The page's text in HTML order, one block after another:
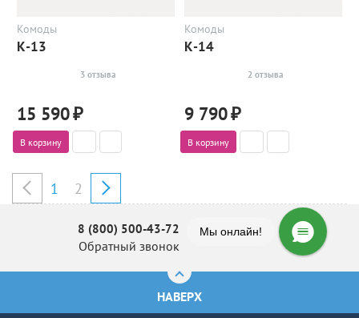
Комоды
К-13
3 отзыва
15 590₽
В корзину
Комоды
К-14
2 отзыва
9 790₽
В корзину
1 2
8 (800) 500-43-72
Обратный звонок
НАВЕРХ
Мы онлайн!